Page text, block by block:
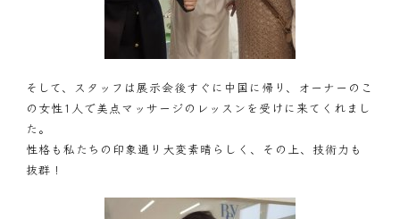
そして、スタッフは展示会後すぐに中国に帰り、オーナーのこ
の女性1人で美点マッサージのレッスンを受けに来てくれまし
た。
性格も私たちの印象通り大変素晴らしく、その上、技術力も
抜群！